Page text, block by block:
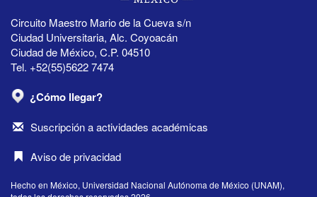
Circuito Maestro Mario de la Cueva s/n
Ciudad Universitaria, Alc. Coyoacán
Ciudad de México, C.P. 04510
Tel. +52(55)5622 7474
¿Cómo llegar?
Suscripción a actividades académicas
Aviso de privacidad
Hecho en México, Universidad Nacional Autónoma de México (UNAM),